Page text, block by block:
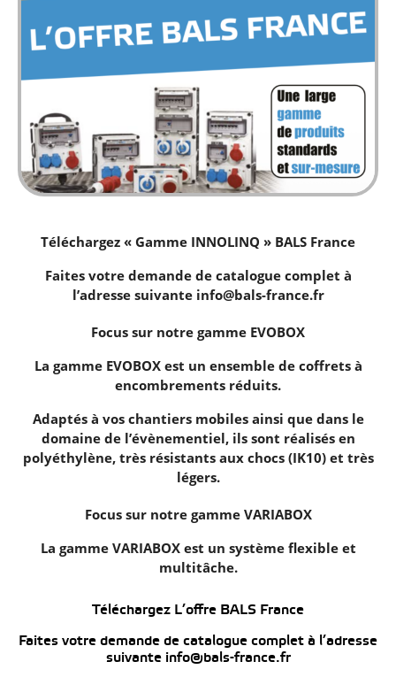
Téléchargez « Gamme INNOLINQ » BALS France
Faites votre demande de catalogue complet à
l’adresse suivante info@bals-france.fr
Focus sur notre gamme EVOBOX
La gamme EVOBOXest un ensemble de coffrets à
encombrements réduits.
Adaptés à vos chantiers mobiles ainsi que dans le
domaine de l’évènementiel, ils sont réalisés en
polyéthylène, très résistants aux chocs (IK10) et très
légers.
Focus sur notre gamme VARIABOX
La gamme VARIABOXest un système flexible et
multitâche.
Téléchargez L’offre BALS France
Faites votre demande de catalogue complet à l’adresse
suivante info@bals-france.fr